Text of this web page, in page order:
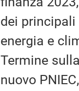
dei
energia e
Termine
nuovo